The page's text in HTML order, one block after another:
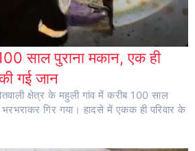
साल पुराना मकान, एक ही
गई जान
क्षेत्र के महुली गांव में करीब 100 साल
गिर गया। हादसे में एकक ही परिवार के